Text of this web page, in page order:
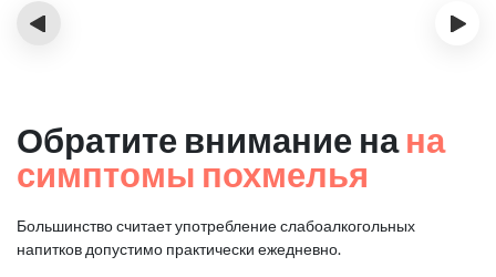
‹ ›
Обратите внимание нана
симптомы похмелья
Большинство считает употребление слабоалкогольных
напитков допустимо практически ежедневно.